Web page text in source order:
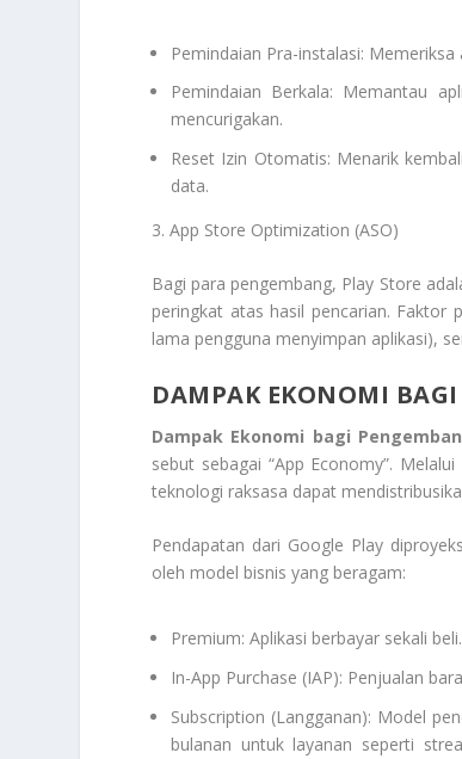
Pemindaian Pra-instalasi:
Pemindaian Berkala: Memantau
mencurigakan.
Reset Izin Otomatis: Menarik
data.
3. App Store Optimization (ASO)
Bagi para pengembang, Play Store
peringkat atas hasil pencarian. Faktor
lama pengguna menyimpan aplikasi),
DAMPAK EKONOMI
Dampak Ekonomi bagi
sebut sebagai “App Economy”.
teknologi raksasa dapat
Pendapatan dari Google Play
oleh model bisnis yang beragam:
Premium: Aplikasi berbayar sekali beli.
In-App Purchase (IAP): Penjualan
Subscription (Langganan): Model
bulanan untuk layanan seperti